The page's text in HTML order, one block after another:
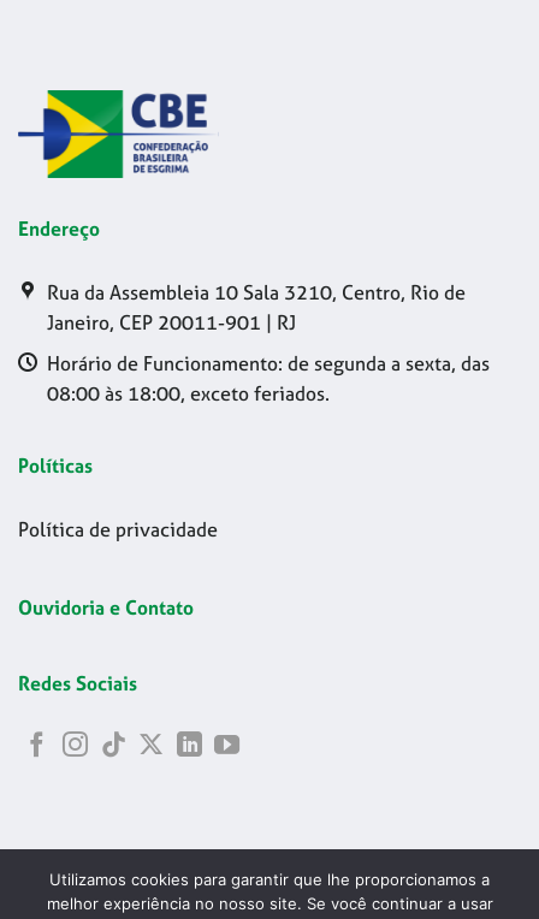
Endereço
Rua da Assembleia 10 Sala 3210, Centro, Rio de
Janeiro, CEP 20011-901 | RJ
Horário de Funcionamento: de segunda a sexta, das
08:00 às 18:00, exceto feriados.
Políticas
Política de privacidade
Ouvidoria e Contato
Redes Sociais
Utilizamos cookies para garantir que lhe proporcionamos a
melhor experiência no nosso site. Se você continuar a usar